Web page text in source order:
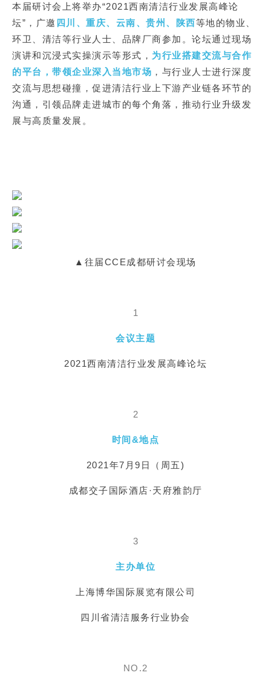
本届研讨会上将举办“2021西南清洁行业发展高峰论
坛”，广邀 四川、重庆、云南、贵州、陕西等地的物业、
环卫、清洁等行业人士、品牌厂商参加。论坛通过现场
演讲和沉浸式实操演示等形式， 为行业搭建交流与合作
的平台，带领企业深入当地市场 ，与行业人士进行深度
交流与思想碰撞，促进清洁行业上下游产业链各环节的
沟通，引领品牌走进城市的每个角落，推动行业升级发
展与高质量发展。
▲往届CCE成都研讨会现场
1
会议主题
2021西南清洁行业发展高峰论坛
2
时间&地点
2021年7月9日（周五)
成都交子国际酒店·天府雅韵厅
3
主办单位
上海博华国际展览有限公司
四川省清洁服务行业协会
NO.2